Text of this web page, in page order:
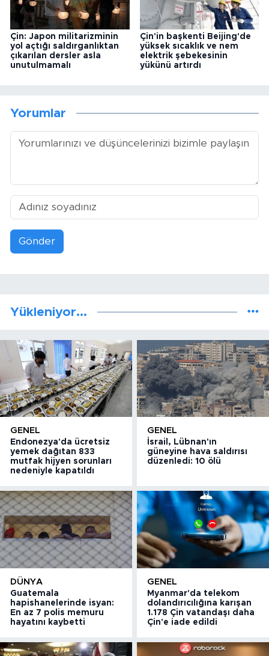
Çin: Japon militarizminin
yol açtığı saldırganlıktan
çıkarılan dersler asla
unutulmamalı
Çin'in başkenti Beijing'de
yüksek sıcaklık ve nem
elektrik şebekesinin
yükünü artırdı
Yorumlar
Gönder
Yükleniyor...
GENEL
Endonezya'da ücretsiz
yemek dağıtan 833
mutfak hijyen sorunları
nedeniyle kapatıldı
GENEL
İsrail, Lübnan'ın
güneyine hava saldırısı
düzenledi: 10 ölü
DÜNYA
Guatemala
hapishanelerinde isyan:
En az 7 polis memuru
hayatını kaybetti
GENEL
Myanmar'da telekom
dolandırıcılığına karışan
1.178 Çin vatandaşı daha
Çin'e iade edildi